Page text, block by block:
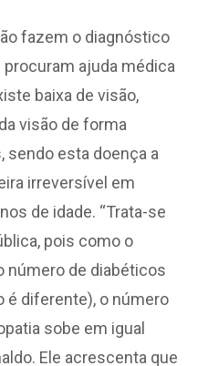
fazem o diagnóstico
ajuda médica
baixa de visão,
visão de forma
sendo esta doença a
irreversível em
de idade. “Trata-se
pois como o
número de diabéticos
é diferente), o número
sobe em igual
Ele acrescenta que